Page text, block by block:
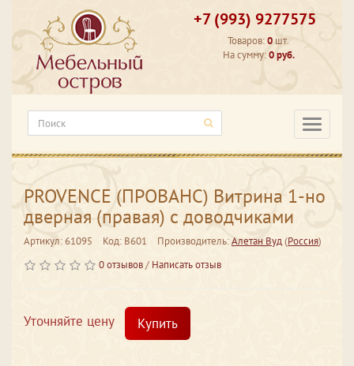
+7 (993) 9277575
Товаров:0 шт.
На сумму:0 руб.
PROVENCE (ПРОВАНС) Витрина 1-но
дверная (правая) с доводчиками
Артикул: 61095 Код: В601 Производитель:Алетан Вуд(Россия)
0 отзывов/ Написать отзыв
Уточняйте цену Купить